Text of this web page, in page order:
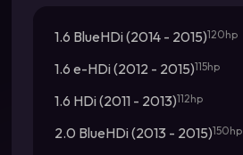
1.6 BlueHDi (2014 - 2015)120hp
1.6 e-HDi (2012 - 2015)115hp
1.6 HDi (2011 - 2013)112hp
2.0 BlueHDi (2013 - 2015)150hp